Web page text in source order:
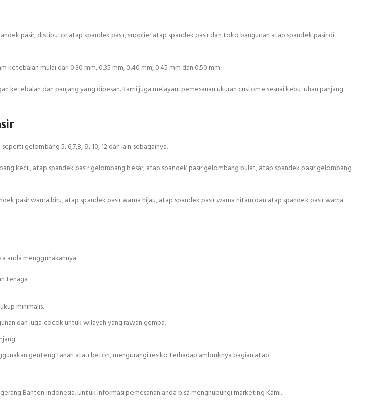
pasir, distibutor atap spandek pasir, supplier atap spandek pasir dan toko bangunan atap spandek pasir di
mulai dari 0.30 mm, 0.35 mm, 0.40 mm, 0.45 mm dan 0.50 mm.
ketebalan dan panjang yang dipesan. Kami juga melayani pemesanan ukuran custome sesuai kebutuhan panjang
gelombang 5, 6,7,8, 9, 10, 12 dan lain sebagainya.
kecil, atap spandek pasir gelombang besar, atap spandek pasir gelombang bulat, atap spandek pasir gelombang
pasir warna biru, atap spandek pasir warna hijau, atap spandek pasir warna hitam dan atap spandek pasir warna
anda menggunakannya.
tenaga
minimalis.
dan juga cocok untuk wilayah yang rawan gempa.
genteng tanah atau beton, mengurangi resiko terhadap ambruknya bagian atap.
Banten Indonesia. Untuk Informasi pemesanan anda bisa menghubungi marketing Kami.